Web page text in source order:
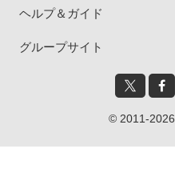
ヘルプ＆ガイド
グループサイト
© 2011-2026